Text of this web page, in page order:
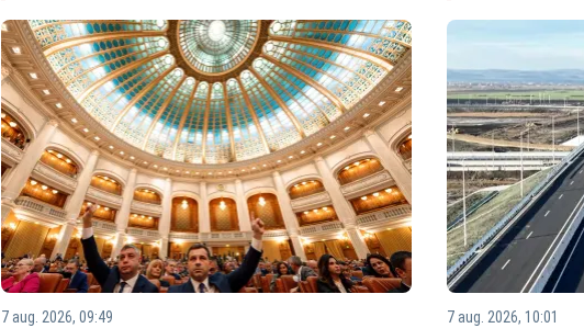
7 aug. 2026, 09:49 7 aug. 2026, 10:01